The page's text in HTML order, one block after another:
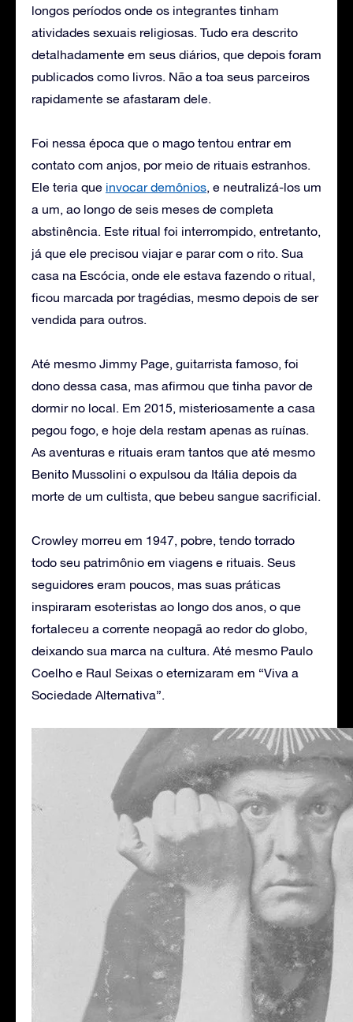
longos períodos onde os integrantes tinham
atividades sexuais religiosas. Tudo era descrito
detalhadamente em seus diários, que depois foram
publicados como livros. Não a toa seus parceiros
rapidamente se afastaram dele.
Foi nessa época que o mago tentou entrar em
contato com anjos, por meio de rituais estranhos.
Ele teria que invocar demônios, e neutralizá-los um
a um, ao longo de seis meses de completa
abstinência. Este ritual foi interrompido, entretanto,
já que ele precisou viajar e parar com o rito. Sua
casa na Escócia, onde ele estava fazendo o ritual,
ficou marcada por tragédias, mesmo depois de ser
vendida para outros.
Até mesmo Jimmy Page, guitarrista famoso, foi
dono dessa casa, mas afirmou que tinha pavor de
dormir no local. Em 2015, misteriosamente a casa
pegou fogo, e hoje dela restam apenas as ruínas.
As aventuras e rituais eram tantos que até mesmo
Benito Mussolini o expulsou da Itália depois da
morte de um cultista, que bebeu sangue sacrificial.
Crowley morreu em 1947, pobre, tendo torrado
todo seu patrimônio em viagens e rituais. Seus
seguidores eram poucos, mas suas práticas
inspiraram esoteristas ao longo dos anos, o que
fortaleceu a corrente neopagã ao redor do globo,
deixando sua marca na cultura. Até mesmo Paulo
Coelho e Raul Seixas o eternizaram em “Viva a
Sociedade Alternativa”.